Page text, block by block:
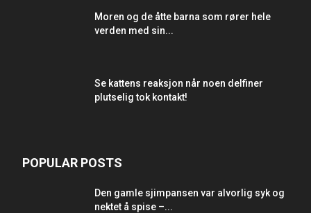
Moren og de åtte barna som rører hele
verden med sin...
Se kattens reaksjon når noen delfiner
plutselig tok kontakt!
POPULAR POSTS
Den gamle sjimpansen var alvorlig syk og
nektet å spise –...